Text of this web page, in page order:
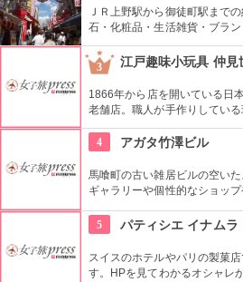
ＪＲ上野駅から御徒町駅まで
石・化粧品・生活雑貨・ブラ
お店がずらりと軒を並べてい
叩き売りがある。
3 江戸趣味小玩具 仲見
1866年から店を開いている日
老舗店。職人が手作りしてい
作られている。
4
アガタ竹澤ビル
馬喰町の古い雑居ビルの空い
ギャラリーや個性的なショッ
注目を浴びるアートビルとな
5 パティシエ イナムラ
スイスのホテルやパリの製菓
す。HPを見てわかるオシャレ